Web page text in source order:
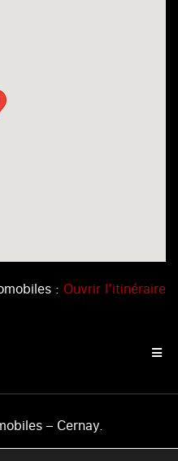
: Ouvrir l’itinéraire
– Cernay.